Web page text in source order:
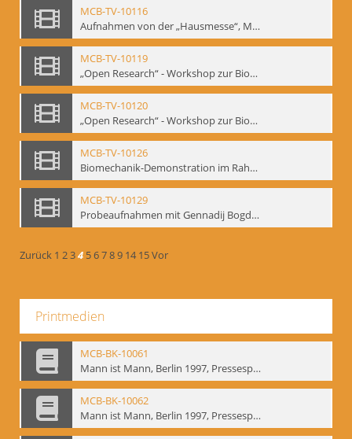
MCB-TV-10116
Aufnahmen von der „Hausmesse“, Mime Centrum Berlin, 1994. Ausstellung und Veranstaltungsreihe anlässlich des 120. Geburtstages von W. E. Meyerhold im Mime Centrum Berlin, Februar 1994 (Bd.3) - Interne Signatur: BM-vid-23
MCB-TV-10119
„Open Research“ - Workshop zur Biomechanik, 10.-14.05.1994 im Mime Centrum Berlin (Bd.1). - Interne Signatur: BM-vid-26
MCB-TV-10120
„Open Research“ - Workshop zur Biomechanik, 10.-14.05.1994 im Mime Centrum Berlin (Bd.2). - Interne Signatur: BM-vid-27
MCB-TV-10126
Biomechanik-Demonstration im Rahmen vom 2. Kongress der European Mime Federation: „Rekonstruktion/Innovation“, Berlin Mai 1993 - Interne Signatur: BM-vid-36
MCB-TV-10129
Probeaufnahmen mit Gennadij Bogdanow und Demonstrationsvortrag im Berliner Ensemble, 04.10.1991, Ausschnitt 2 - Interne Signatur: BM-vid-45_A2
Zurück 1 234 56789 14 15Vor
Printmedien
MCB-BK-10061
Mann ist Mann, Berlin 1997, Pressespiegel - interne Signatur: BM-prt-262-9
MCB-BK-10062
Mann ist Mann, Berlin 1997, Pressespiegel - interne Signatur: BM-prt-262-10